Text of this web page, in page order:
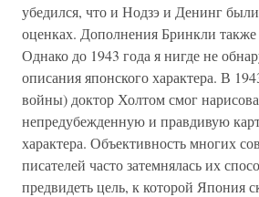
убедился, что и Нодзэ и Денинг
оценках. Дополнения Бринкли
Однако до 1943 года я нигде не
описания японского характера. В
войны) доктор Холтом смог
непредубежденную и правдивую
характера. Объективность многих
писателей часто затемнялась их
предвидеть цель, к которой Япония